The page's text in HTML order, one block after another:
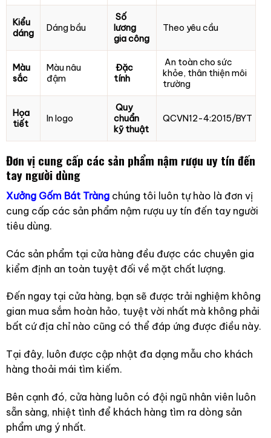
Kiểu
dáng
Dáng bầu
Số
lương
gia công
Theo yêu cầu
Màu
sắc
Màu nâu
đậm
Đặc
tính
An toàn cho sức
khỏe, thân thiện môi
trường
Họa
tiết
In logo
Quy
chuẩn
kỹ thuật
QCVN12-4:2015/BYT
Đơn vị cung cấp các sản phẩm nậm rượu uy tín đến
tay người dùng
Xưởng Gốm Bát Tràng chúng tôi luôn tự hào là đơn vị
cung cấp các sản phẩm nậm rượu uy tín đến tay người
tiêu dùng.
Các sản phẩm tại cửa hàng đều được các chuyên gia
kiểm định an toàn tuyệt đối về mặt chất lượng.
Đến ngay tại cửa hàng, bạn sẽ được trải nghiệm không
gian mua sắm hoàn hảo, tuyệt vời nhất mà không phải
bất cứ địa chỉ nào cũng có thể đáp ứng được điều này.
Tại đây, luôn được cập nhật đa dạng mẫu cho khách
hàng thoải mái tìm kiếm.
Bên cạnh đó, cửa hàng luôn có đội ngũ nhân viên luôn
sẵn sàng, nhiệt tình để khách hàng tìm ra dòng sản
phẩm ưng ý nhất.